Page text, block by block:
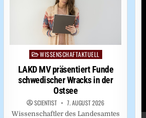
PostedWISSENSCHAFTAKTUELL
LAKD MV präsentiert Funde
schwedischer Wracks in der
Ostsee
SCIENTIST 7. AUGUST 2026
Wissenschaftler des Landesamtes